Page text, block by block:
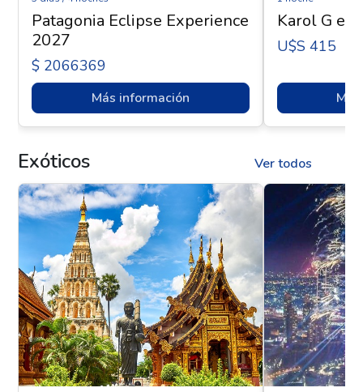
Patagonia Eclipse Experience
2027
$ 2066369
Más información
Karol G
U$s 415
Exóticos Ver todos